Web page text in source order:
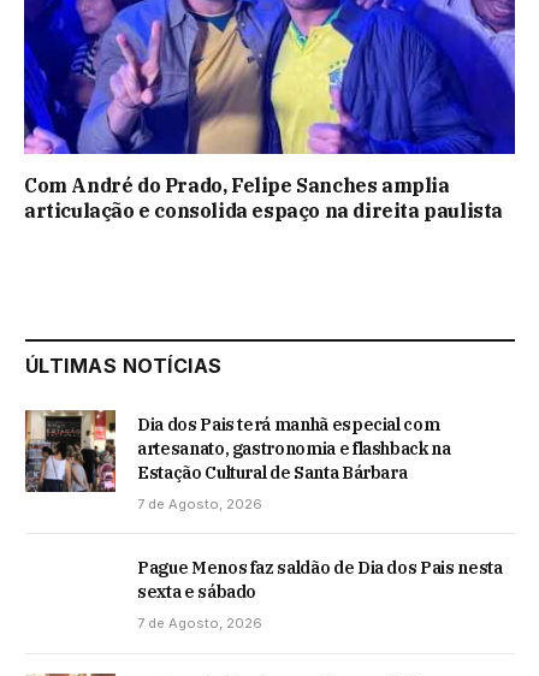
Com André do Prado, Felipe Sanches amplia
articulação e consolida espaço na direita paulista
ÚLTIMAS NOTÍCIAS
Dia dos Pais terá manhã especial com
artesanato, gastronomia e flashback na
Estação Cultural de Santa Bárbara
7 de Agosto, 2026
Pague Menos faz saldão de Dia dos Pais nesta
sexta e sábado
7 de Agosto, 2026